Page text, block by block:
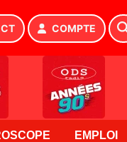
COMPTE
EMPLOI